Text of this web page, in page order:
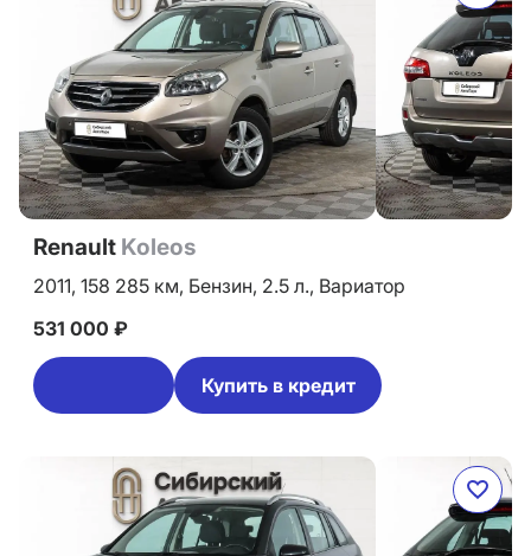
Renault Koleos
2011, 158 285 км, Бензин, 2.5 л., Вариатор
531 000 ₽
Купить в кредит